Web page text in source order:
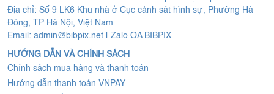
Địa chỉ: Số 9 LK6 Khu nhà ở Cục cảnh sát hình sự, Phường Hà
Đông, TP Hà Nội, Việt Nam
Email: admin@bibpix.net Zalo OA BIBPIX
HƯỚNG DẪN VÀ CHÍNH SÁCH
Chính sách mua hàng và thanh toán
Hướng dẫn thanh toán VNPAY